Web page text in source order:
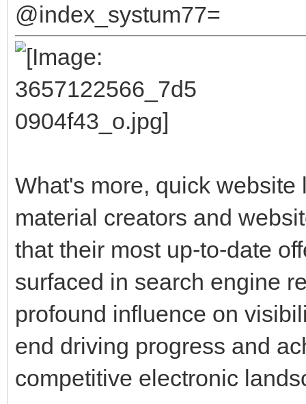
@index_systum77=
What's more, quick
material creators and
that their most up-to-date
surfaced in search engine
profound influence on
end driving progress and
competitive electronic